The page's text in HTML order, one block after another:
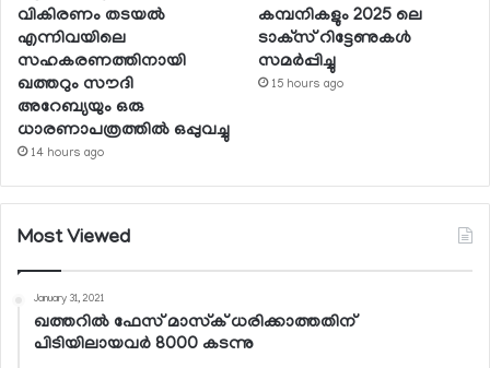
വികിരണം തടയല്‍
എന്നിവയിലെ
സഹകരണത്തിനായി
ഖത്തറും സൗദി
അറേബ്യയും ഒരു
ധാരണാപത്രത്തില്‍ ഒപ്പുവച്ചു
14 hours ago
കമ്പനികളും 2025 ലെ
ടാക്‌സ് റിട്ടേണുകള്‍
സമര്‍പ്പിച്ചു
15 hours ago
Most Viewed
January 31, 2021
ഖത്തറില്‍ ഫേസ് മാസ്‌ക് ധരിക്കാത്തതിന്
പിടിയിലായവര്‍ 8000 കടന്നു